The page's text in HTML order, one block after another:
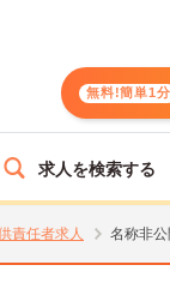
無料!簡単1分
求人を検索する
責任者求人 名称非